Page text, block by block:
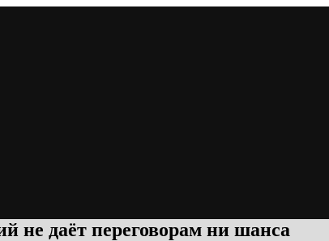
не даёт переговорам ни шанса